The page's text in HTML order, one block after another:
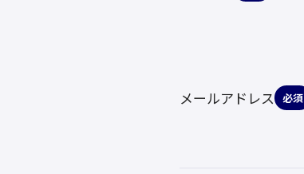
メールアドレス 必須